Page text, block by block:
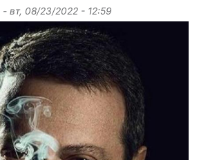
- вт, 08/23/2022 - 12:59